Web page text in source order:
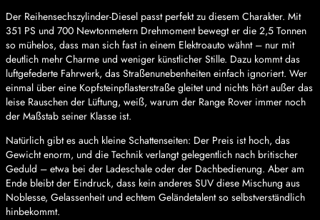
Der Reihensechszylinder-Diesel passt perfekt zu diesem Charakter. Mit
351 PS und 700 Newtonmetern Drehmoment bewegt er die 2,5 Tonnen
so mühelos, dass man sich fast in einem Elektroauto wähnt – nur mit
deutlich mehr Charme und weniger künstlicher Stille. Dazu kommt das
luftgefederte Fahrwerk, das Straßenunebenheiten einfach ignoriert. Wer
einmal über eine Kopfsteinpflasterstraße gleitet und nichts hört außer das
leise Rauschen der Lüftung, weiß, warum der Range Rover immer noch
der Maßstab seiner Klasse ist.
Natürlich gibt es auch kleine Schattenseiten: Der Preis ist hoch, das
Gewicht enorm, und die Technik verlangt gelegentlich nach britischer
Geduld – etwa bei der Ladeschale oder der Dachbedienung. Aber am
Ende bleibt der Eindruck, dass kein anderes SUV diese Mischung aus
Noblesse, Gelassenheit und echtem Geländetalent so selbstverständlich
hinbekommt.